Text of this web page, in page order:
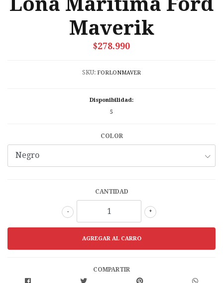
Maverik
$278.990
SKU: FORLONMAVER
Disponibilidad:
5
COLOR
CANTIDAD
+
-
COMPARTIR